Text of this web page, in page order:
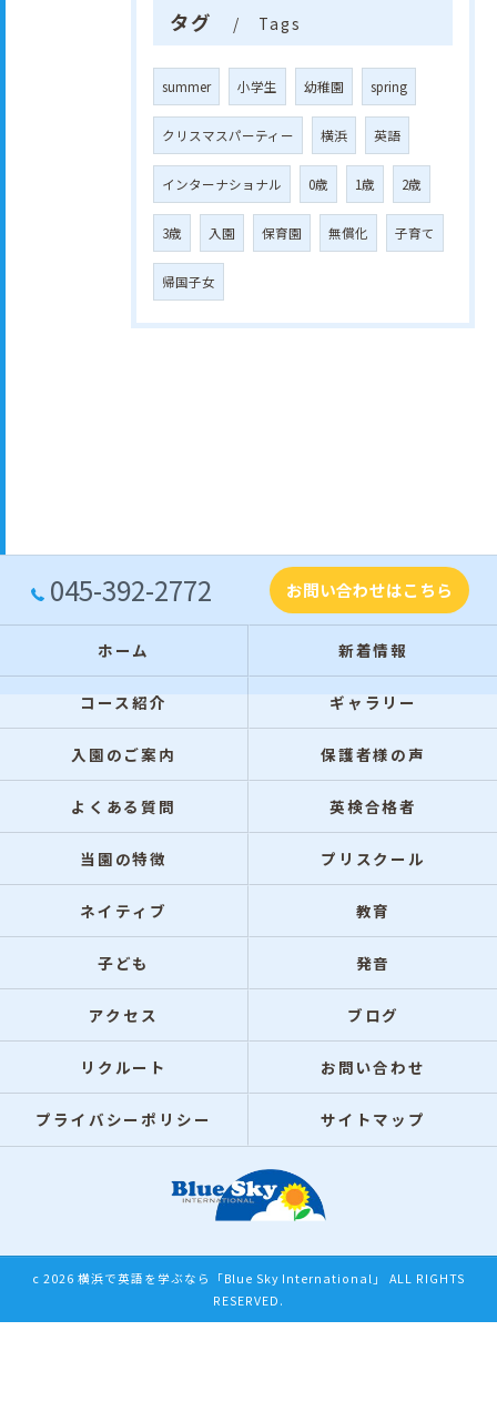
タグ Tags
summer 小学生 幼稚園 spring
クリスマスパーティー 横浜 英語
インターナショナル 0歳 1歳 2歳
3歳 入園 保育園 無償化 子育て
帰国子女
045-392-2772 お問い合わせはこちら
ホーム 新着情報
コース紹介 ギャラリー
入園のご案内 保護者様の声
よくある質問 英検合格者
当園の特徴 プリスクール
ネイティブ 教育
子ども 発音
アクセス ブログ
リクルート お問い合わせ
プライバシーポリシー サイトマップ
c 2026 横浜で英語を学ぶなら「Blue Sky International」 ALL RIGHTS
RESERVED.